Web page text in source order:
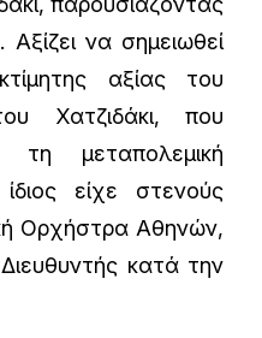
να σημειωθεί
αξίας του
Χατζιδάκι, που
τη μεταπολεμική
είχε στενούς
Ορχήστρα Αθηνών,
κατά την